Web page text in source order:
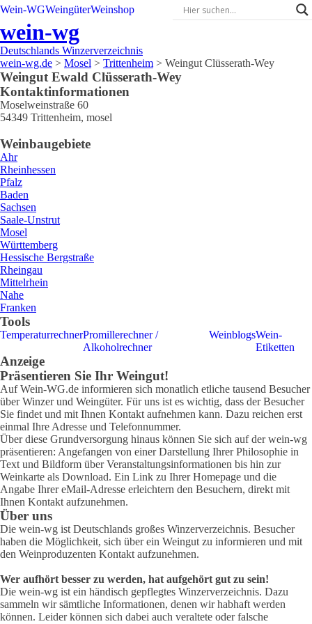
Wein-WGWeingüterWeinshop
wein-wg
Deutschlands Winzerverzeichnis
wein-wg.de > Mosel > Trittenheim > Weingut Clüsserath-Wey
Weingut Ewald Clüsserath-Wey
Kontaktinformationen
Moselweinstraße 60
54349 Trittenheim, mosel
Weinbaugebiete
Ahr
Rheinhessen
Pfalz
Baden
Sachsen
Saale-Unstrut
Mosel
Württemberg
Hessische Bergstraße
Rheingau
Mittelrhein
Nahe
Franken
Tools
TemperaturrechnerPromillerechner /
Alkoholrechner
WeinblogsWein-
Etiketten
Anzeige
Präsentieren Sie Ihr Weingut!
Auf Wein-WG.de informieren sich monatlich etliche tausend Besucher
über Winzer und Weingüter. Für uns ist es wichtig, dass der Besucher
Sie findet und mit Ihnen Kontakt aufnehmen kann. Dazu reichen erst
einmal Ihre Adresse und Telefonnummer.
Über diese Grundversorgung hinaus können Sie sich auf der wein-wg
präsentieren: Angefangen von einer Darstellung Ihrer Philosophie in
Text und Bildform über Veranstaltungsinformationen bis hin zur
Weinkarte als Download. Ein Link zu Ihrer Homepage und die
Angabe Ihrer eMail-Adresse erleichtern den Besuchern, direkt mit
Ihnen Kontakt aufzunehmen.
Über uns
Die wein-wg ist Deutschlands großes Winzerverzeichnis. Besucher
haben die Möglichkeit, sich über ein Weingut zu informieren und mit
den Weinproduzenten Kontakt aufzunehmen.
Wer aufhört besser zu werden, hat aufgehört gut zu sein!
Die wein-wg ist ein händisch gepflegtes Winzerverzeichnis. Dazu
sammeln wir sämtliche Informationen, denen wir habhaft werden
können. Leider können sich dabei auch veraltete oder falsche